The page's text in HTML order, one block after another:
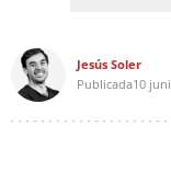
Jesús Soler
Publicada10